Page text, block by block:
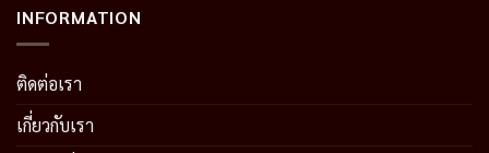
INFORMATION
ติดต่อเรา
เกี่ยวกับเรา